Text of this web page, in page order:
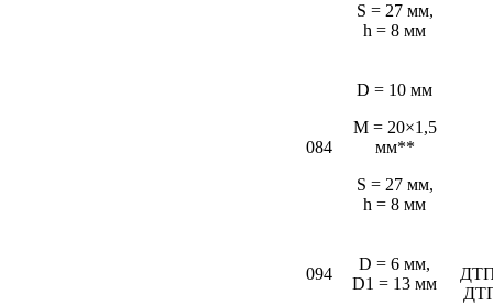
S = 27 мм,
h = 8 мм
084
D = 10 мм
M = 20×1,5
мм**
S = 27 мм,
h = 8 мм
094
D = 6 мм,
D1 = 13 мм